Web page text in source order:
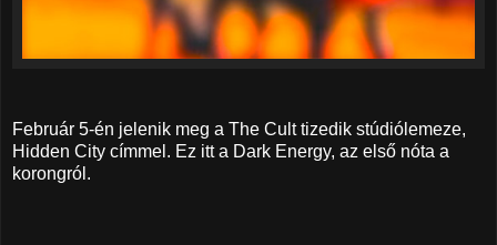
Február 5-én jelenik meg a The Cult tizedik stúdiólemeze,
Hidden City címmel. Ez itt a Dark Energy, az első nóta a
korongról.